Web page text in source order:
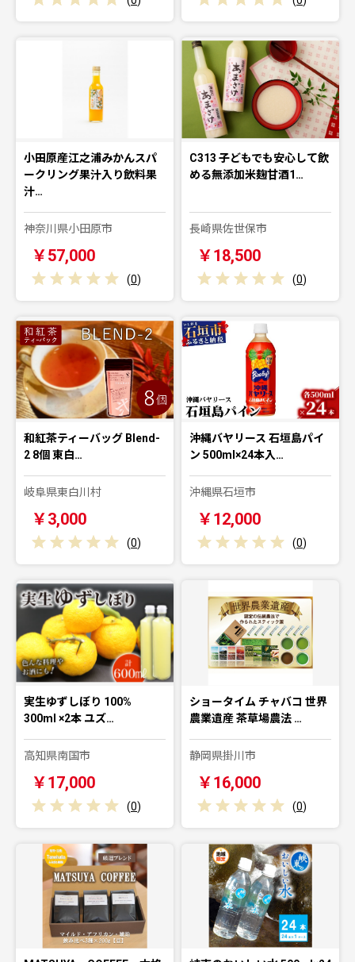
小田原産江之浦みかんスパ
ークリング果汁入り飲料果
汁…
神奈川県小田原市
￥57,000
(0)
C313 子どもでも安心して飲
める無添加米麹甘酒1…
長崎県佐世保市
￥18,500
(0)
和紅茶ティーバッグ Blend-
2 8個 東白…
岐阜県東白川村
￥3,000
(0)
沖縄バヤリース 石垣島パイ
ン 500ml×24本入…
沖縄県石垣市
￥12,000
(0)
実生ゆずしぼり 100%
300ml ×2本 ユズ…
高知県南国市
￥17,000
(0)
ショータイム チャバコ 世界
農業遺産 茶草場農法 …
静岡県掛川市
￥16,000
(0)